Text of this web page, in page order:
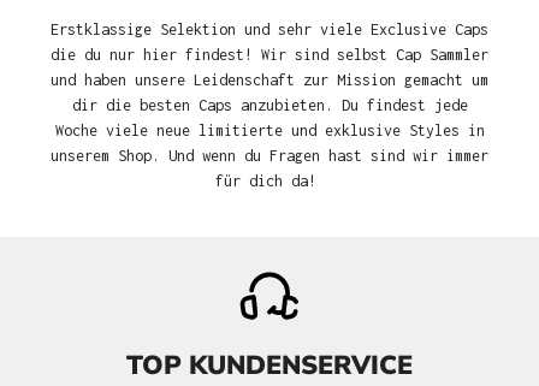
Erstklassige Selektion und sehr viele Exclusive Caps
die du nur hier findest! Wir sind selbst Cap Sammler
und haben unsere Leidenschaft zur Mission gemacht um
dir die besten Caps anzubieten. Du findest jede
Woche viele neue limitierte und exklusive Styles in
unserem Shop. Und wenn du Fragen hast sind wir immer
für dich da!
TOP KUNDENSERVICE